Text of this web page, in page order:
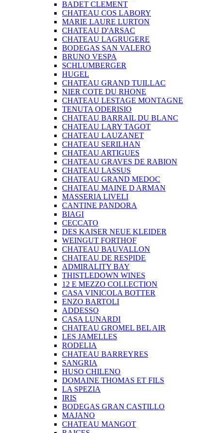
BADET CLEMENT
CHATEAU COS LABORY
MARIE LAURE LURTON
CHATEAU D'ARSAC
CHATEAU LAGRUGERE
BODEGAS SAN VALERO
BRUNO VESPA
SCHLUMBERGER
HUGEL
CHATEAU GRAND TUILLAC
NIER COTE DU RHONE
CHATEAU LESTAGE MONTAGNE
TENUTA ODERISIO
CHATEAU BARRAIL DU BLANC
CHATEAU LARY TAGOT
CHATEAU LAUZANET
CHATEAU SERILHAN
CHATEAU ARTIGUES
CHATEAU GRAVES DE RABION
CHATEAU LASSUS
CHATEAU GRAND MEDOC
CHATEAU MAINE D ARMAN
MASSERIA LIVELI
CANTINE PANDORA
BIAGI
CECCATO
DES KAISER NEUE KLEIDER
WEINGUT FORTHOF
CHATEAU BAUVALLON
CHATEAU DE RESPIDE
ADMIRALITY BAY
THISTLEDOWN WINES
12 E MEZZO COLLECTION
CASA VINICOLA BOTTER
ENZO BARTOLI
ADDESSO
CASA LUNARDI
CHATEAU GROMEL BEL AIR
LES JAMELLES
RODELIA
CHATEAU BARREYRES
SANGRIA
HUSO CHILENO
DOMAINE THOMAS ET FILS
LA SPEZIA
IRIS
BODEGAS GRAN CASTILLO
MAJANO
CHATEAU MANGOT